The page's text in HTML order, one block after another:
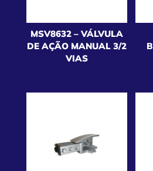
MSV8632 – VÁLVULA
DE AÇÃO MANUAL 3/2
VIAS